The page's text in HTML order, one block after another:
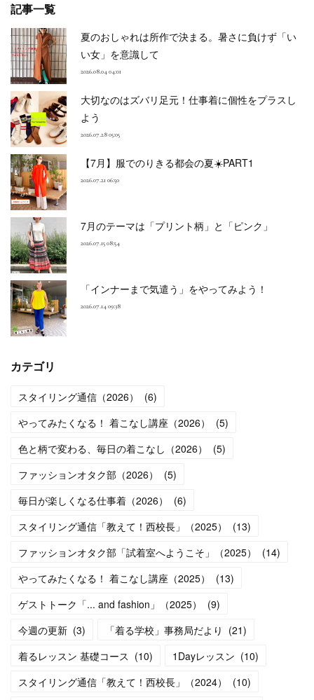
記事一覧
夏のおしゃれは所作で決まる。暑さに負けず「い
い女」を意識して
2026.08.04 04:01
大切なのはズバリ足元！仕事着に個性をプラスし
よう
2026.07.28 05:05
【7月】服でのりきる都会の夏☀️PART1
2026.07.21 06:50
7月のテーマは「プリント柄」と「ピンク」
2026.07.15 08:54
「インナーまで気遣う」をやってみよう！
2026.07.14 09:38
カテゴリ
スタイリング通信（2026） (6)
やってみたくなる！ 着こなし講座（2026）
(5)
色と柄で変わる、毎日の着こなし（2026）
(5)
ファッションオタク部（2026）
(5)
毎日が楽しくなる仕事着（2026）
(6)
スタイリング通信「教えて！西校長」（2025）
(13)
ファッションオタク部「試着室へようこそ」（2025）
(14)
やってみたくなる！ 着こなし講座（2025）
(13)
ゲストトーク「... and fashion」（2025）
(9)
今週の更新 (3) 「着る学校」事務局だより (21)
着るレッスン 基礎コース (10) 1Dayレッスン (10)
スタイリング通信「教えて！西校長」（2024）
(10)